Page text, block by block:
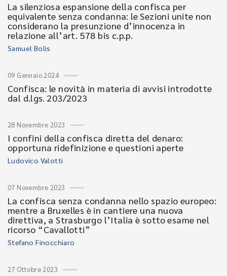
La silenziosa espansione della confisca per
equivalente senza condanna: le Sezioni unite non
considerano la presunzione d’innocenza in
relazione all’art. 578 bis c.p.p.
Samuel Bolis
09 Gennaio 2024
Confisca: le novità in materia di avvisi introdotte
dal d.lgs. 203/2023
28 Novembre 2023
I confini della confisca diretta del denaro:
opportuna ridefinizione e questioni aperte
Ludovico Valotti
07 Novembre 2023
La confisca senza condanna nello spazio europeo:
mentre a Bruxelles è in cantiere una nuova
direttiva, a Strasburgo l’Italia è sotto esame nel
ricorso “Cavallotti”
Stefano Finocchiaro
27 Ottobre 2023